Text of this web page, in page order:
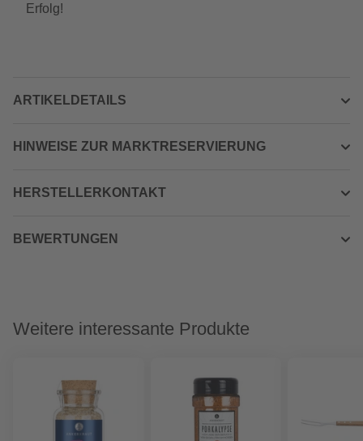
Erfolg!
ARTIKELDETAILS
HINWEISE ZUR MARKTRESERVIERUNG
HERSTELLERKONTAKT
BEWERTUNGEN
Weitere interessante Produkte